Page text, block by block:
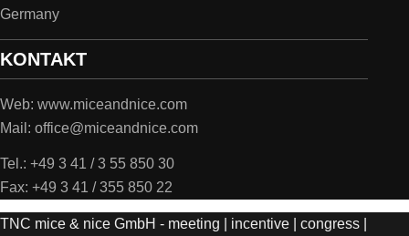
Germany
KONTAKT
Web: www.miceandnice.com
Mail: office@miceandnice.com
Tel.: +49 3 41 / 3 55 850 30
Fax: +49 3 41 / 355 850 22
TNC mice & nice GmbH - meeting | incentive | congress |